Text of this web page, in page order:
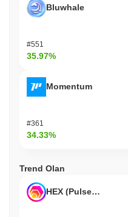
Bluwhale
#551
35.97%
Momentum
#361
34.33%
Trend Olan
HEX (Pulsechain)